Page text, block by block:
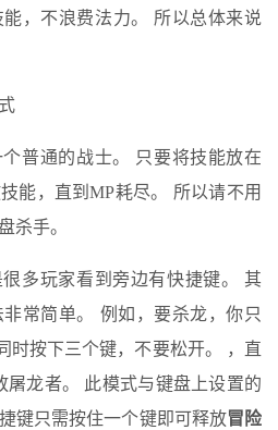
，不浪费法力。 所以总体来说
普通的战士。 只要将技能放在
能，直到MP耗尽。 所以请不用
杀手。
多玩家看到旁边有快捷键。 其
常简单。 例如，要杀龙，你只
时按下三个键，不要松开。 ，直
屠龙者。 此模式与键盘上设置的
键只需按住一个键即可释放冒险